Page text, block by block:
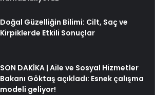
Doğal Güzelliğin Bilimi: Cilt, Saç ve
Kirpiklerde Etkili Sonuçlar
SON DAKİKA | Aile ve Sosyal Hizmetler
Bakanı Göktaş açıkladı: Esnek çalışma
modeli geliyor!